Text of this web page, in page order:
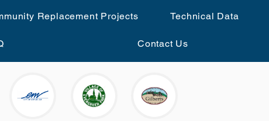
Replacement Projects Technical Data
Contact Us